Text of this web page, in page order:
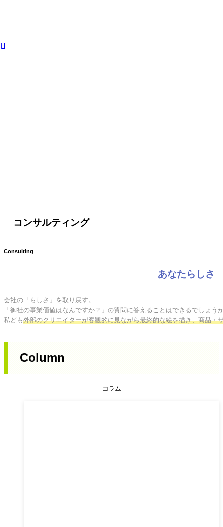
コンサルティング
Consulting
あなたらしさ
会社の「らしさ」を取り戻す。
「御社の事業価値はなんですか？」の質問に答えることはできるでしょう
私ども外部のクリエイターが客観的に見ながら最終的な絵を描き、商品・
Column
コラム